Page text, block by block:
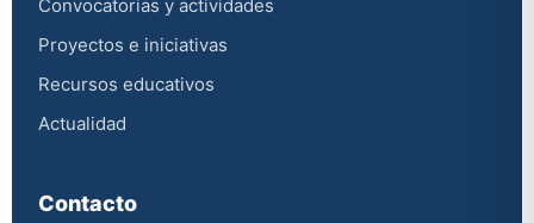
Convocatorias y actividades
Proyectos e iniciativas
Recursos educativos
Actualidad
Contacto